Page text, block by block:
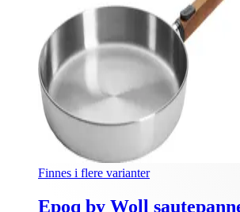
Finnes i flere varianter
Epoq by Woll